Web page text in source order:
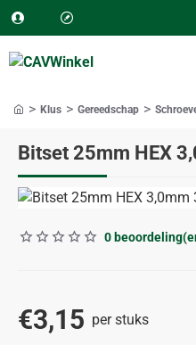
Bitset 25mm HEX
Klus Gereedschap
0
€3,15 per stuks